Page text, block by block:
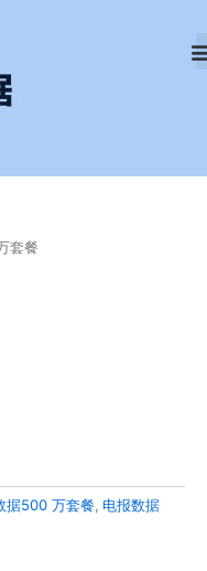
套餐
据500 万套餐, 电报数据